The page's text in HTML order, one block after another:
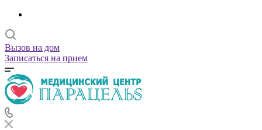
Вызов на дом
Записаться на прием